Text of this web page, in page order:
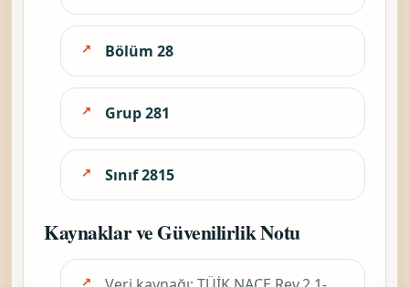
Bölüm 28
Grup 281
Sınıf 2815
Kaynaklar ve Güvenilirlik Notu